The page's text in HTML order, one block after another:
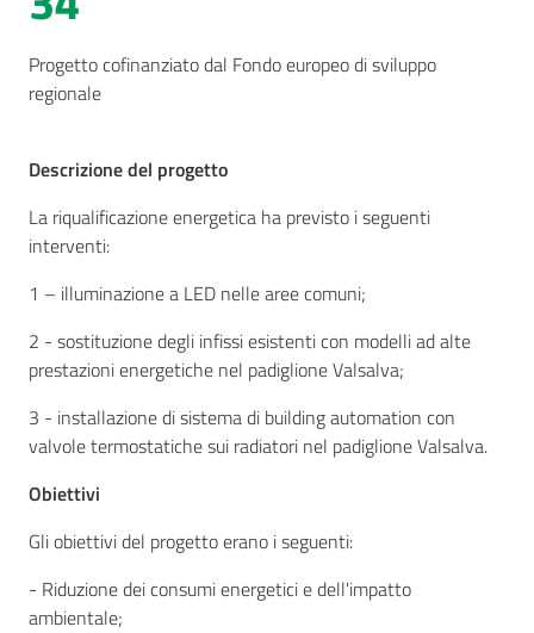
Carta
dei
Dedicato
a...
Menu selezionato
e
Concorsi
Seguici
Progetto cofinanziato dal Fondo europeo di sviluppo
regionale
Descrizione del progetto
La riqualificazione energetica ha previsto i seguenti
interventi:
1 – illuminazione a LED nelle aree comuni;
2 - sostituzione degli infissi esistenti con modelli ad alte
prestazioni energetiche nel padiglione Valsalva;
3 - installazione di sistema di building automation con
valvole termostatiche sui radiatori nel padiglione Valsalva.
Obiettivi
Gli obiettivi del progetto erano i seguenti:
- Riduzione dei consumi energetici e dell'impatto
ambientale;